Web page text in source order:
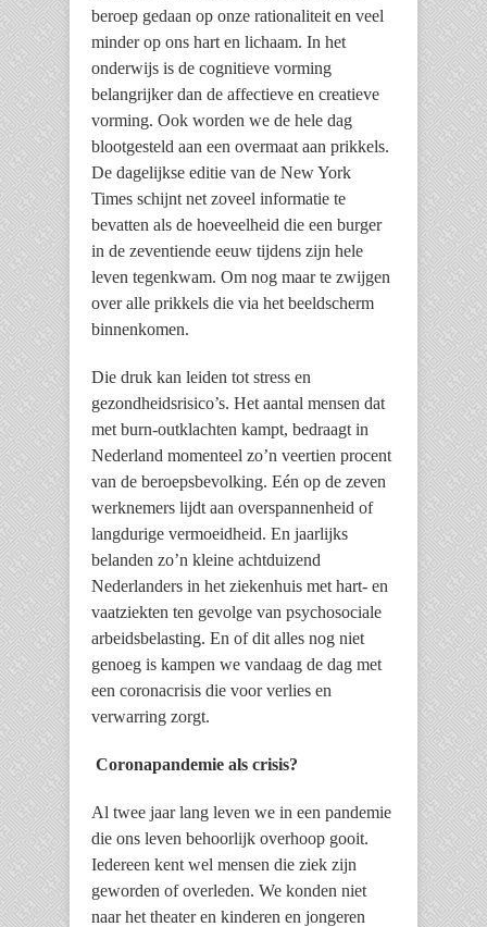
beroep gedaan op onze rationaliteit en veel
minder op ons hart en lichaam. In het
onderwijs is de cognitieve vorming
belangrijker dan de affectieve en creatieve
vorming. Ook worden we de hele dag
blootgesteld aan een overmaat aan prikkels.
De dagelijkse editie van de New York
Times schijnt net zoveel informatie te
bevatten als de hoeveelheid die een burger
in de zeventiende eeuw tijdens zijn hele
leven tegenkwam. Om nog maar te zwijgen
over alle prikkels die via het beeldscherm
binnenkomen.
Die druk kan leiden tot stress en
gezondheidsrisico’s. Het aantal mensen dat
met burn-outklachten kampt, bedraagt in
Nederland momenteel zo’n veertien procent
van de beroepsbevolking. Eén op de zeven
werknemers lijdt aan overspannenheid of
langdurige vermoeidheid. En jaarlijks
belanden zo’n kleine achtduizend
Nederlanders in het ziekenhuis met hart- en
vaatziekten ten gevolge van psychosociale
arbeidsbelasting. En of dit alles nog niet
genoeg is kampen we vandaag de dag met
een coronacrisis die voor verlies en
verwarring zorgt.
Coronapandemie als crisis?
Al twee jaar lang leven we in een pandemie
die ons leven behoorlijk overhoop gooit.
Iedereen kent wel mensen die ziek zijn
geworden of overleden. We konden niet
naar het theater en kinderen en jongeren